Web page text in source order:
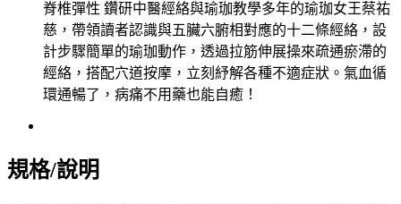
脊椎彈性 鑽研中醫經絡與瑜珈教學多年的瑜珈女王蔡祐
慈，帶領讀者認識與五臟六腑相對應的十二條經絡，設
計步驟簡單的瑜珈動作，透過拉筋伸展操來疏通瘀滯的
經絡，搭配穴道按摩，立刻紓解各種不適症狀。氣血循
環通暢了，病痛不用藥也能自癒！
規格/說明